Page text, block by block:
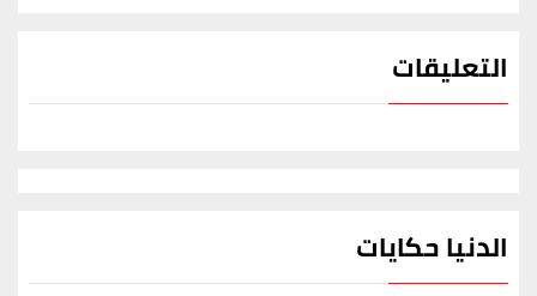
التعليقات
الدنيا حكايات